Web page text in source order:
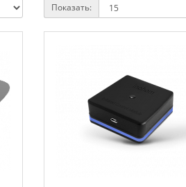
Показать: